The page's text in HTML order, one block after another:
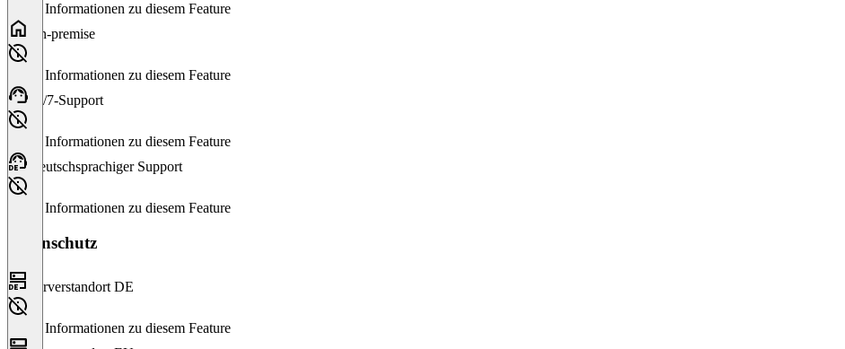
Keine Informationen zu diesem Feature
On-premise
Keine Informationen zu diesem Feature
24/7-Support
Keine Informationen zu diesem Feature
Deutschsprachiger Support
Keine Informationen zu diesem Feature
Datenschutz
Serverstandort DE
Keine Informationen zu diesem Feature